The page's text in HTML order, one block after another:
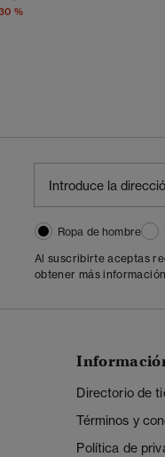
%
Ropa de hombre
Al suscribirte aceptas
obtener más
Directorio de
Términos y
Política de